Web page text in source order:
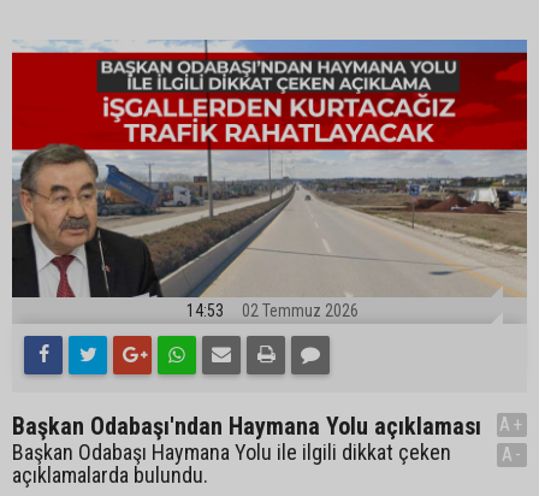
14:53 02 Temmuz 2026
Başkan Odabaşı'ndan Haymana Yolu açıklaması
Başkan Odabaşı Haymana Yolu ile ilgili dikkat çeken
açıklamalarda bulundu.
A+
A-